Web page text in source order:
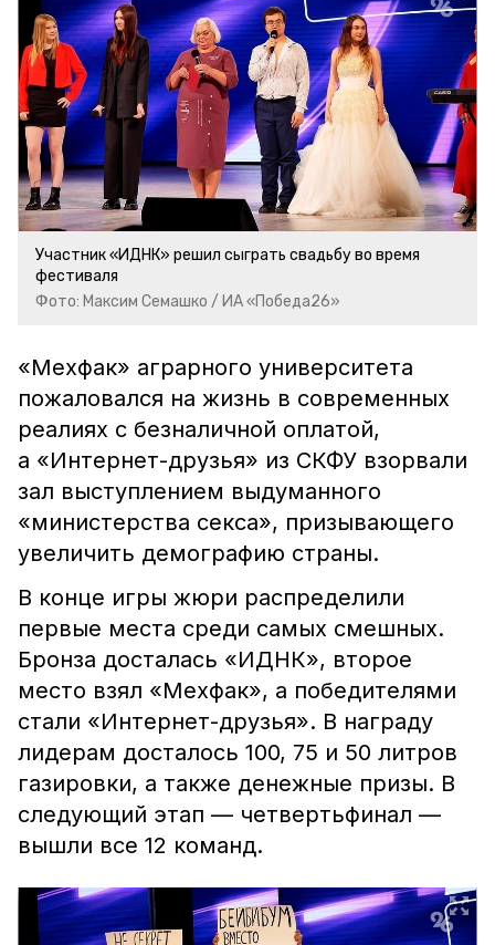
Участник «ИДНК» решил сыграть свадьбу во время
фестиваля
Фото: Максим Семашко / ИА «Победа26»
«Мехфак» аграрного университета
пожаловался на жизнь в современных
реалиях с безналичной оплатой,
а «Интернет-друзья» из СКФУ взорвали
зал выступлением выдуманного
«министерства секса», призывающего
увеличить демографию страны.
В конце игры жюри распределили
первые места среди самых смешных.
Бронза досталась «ИДНК», второе
место взял «Мехфак», а победителями
стали «Интернет-друзья». В награду
лидерам досталось 100, 75 и 50 литров
газировки, а также денежные призы. В
следующий этап — четвертьфинал —
вышли все 12 команд.